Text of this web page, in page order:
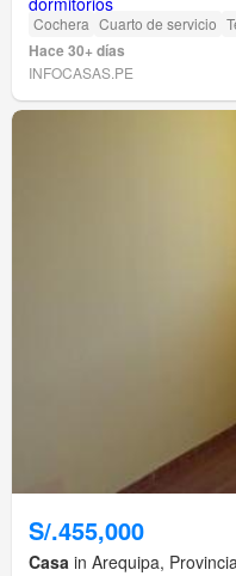
Cochera Cuarto de servicio
Hace 30+ días
INFOCASAS.PE
S/.455,000
Casa in Arequipa,